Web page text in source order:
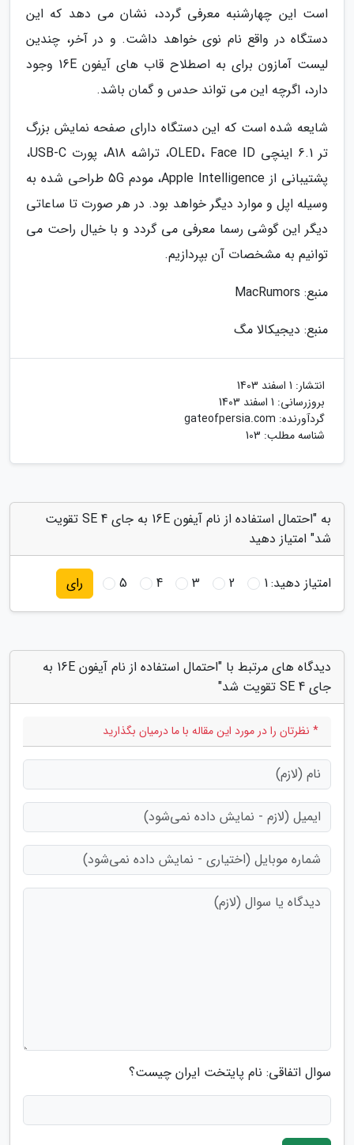
است این چهارشنبه معرفی گردد، نشان می دهد که این
دستگاه در واقع نام نوی خواهد داشت. و در آخر، چندین
لیست آمازون برای به اصطلاح قاب های آیفون 16E وجود
دارد، اگرچه این می تواند حدس و گمان باشد.
شایعه شده است که این دستگاه دارای صفحه نمایش بزرگ
تر 6.1 اینچی OLED، Face ID، تراشه A18، پورت USB-C،
پشتیبانی از Apple Intelligence، مودم 5G طراحی شده به
وسیله اپل و موارد دیگر خواهد بود. در هر صورت تا ساعاتی
دیگر این گوشی رسما معرفی می گردد و با خیال راحت می
توانیم به مشخصات آن بپردازیم.
منبع: MacRumors
منبع: دیجیکالا مگ
انتشار: 1 اسفند 1403
بروزرسانی: 1 اسفند 1403
گردآورنده: gateofpersia.com
شناسه مطلب: 103
به "احتمال استفاده از نام آیفون 16E به جای SE 4 تقویت
شد" امتیاز دهید
امتیاز دهید:1
2
3
4
5 رای
دیدگاه های مرتبط با "احتمال استفاده از نام آیفون 16E به
جای SE 4 تقویت شد"
* نظرتان را در مورد این مقاله با ما درمیان بگذارید
سوال اتفاقی: نام پایتخت ایران چیست؟